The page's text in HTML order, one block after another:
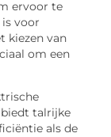
ervoor te
voor
kiezen van
om een
talrijke
als de